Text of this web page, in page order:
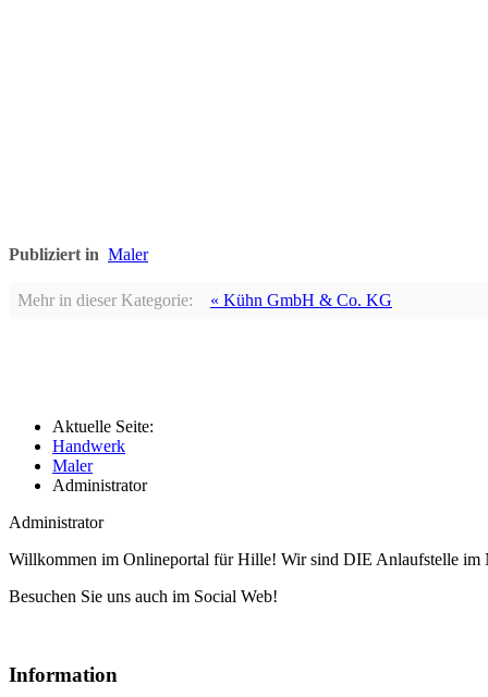
Publiziert in Maler
Mehr in dieser Kategorie: « Kühn GmbH & Co. KG
Aktuelle Seite:
Handwerk
Maler
Administrator
Administrator
Willkommen im Onlineportal für Hille! Wir sind DIE Anlaufstelle im
Besuchen Sie uns auch im Social Web!
Information